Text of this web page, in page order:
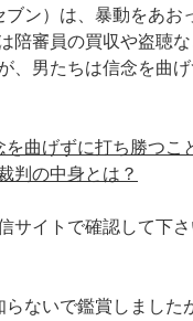
ブン）は、暴動をあお
陪審員の買収や盗聴
、男たちは信念を曲げ
曲げずに打ち勝つこ
判の中身とは？
サイトで確認して下さ
らないで鑑賞しました